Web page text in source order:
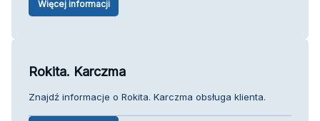
Więcej informacji
Rokita. Karczma
Znajdź informacje o Rokita. Karczma obsługa klienta.